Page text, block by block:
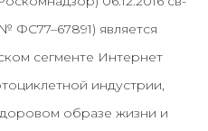
ФС77–67891) является
сегменте Интернет
индустрии,
образе жизни и